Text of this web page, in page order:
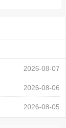
2026-08-07
2026-08-06
2026-08-05